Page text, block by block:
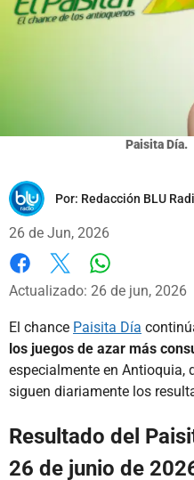
Paisita Día.
Por: Redacción BLU
26 de Jun, 2026
Facebook
X
Actualizado: 26 de jun, 2026
El chance Paisita Día
los juegos de azar más
especialmente en Antioquia,
siguen diariamente los
Resultado del
26 de junio de